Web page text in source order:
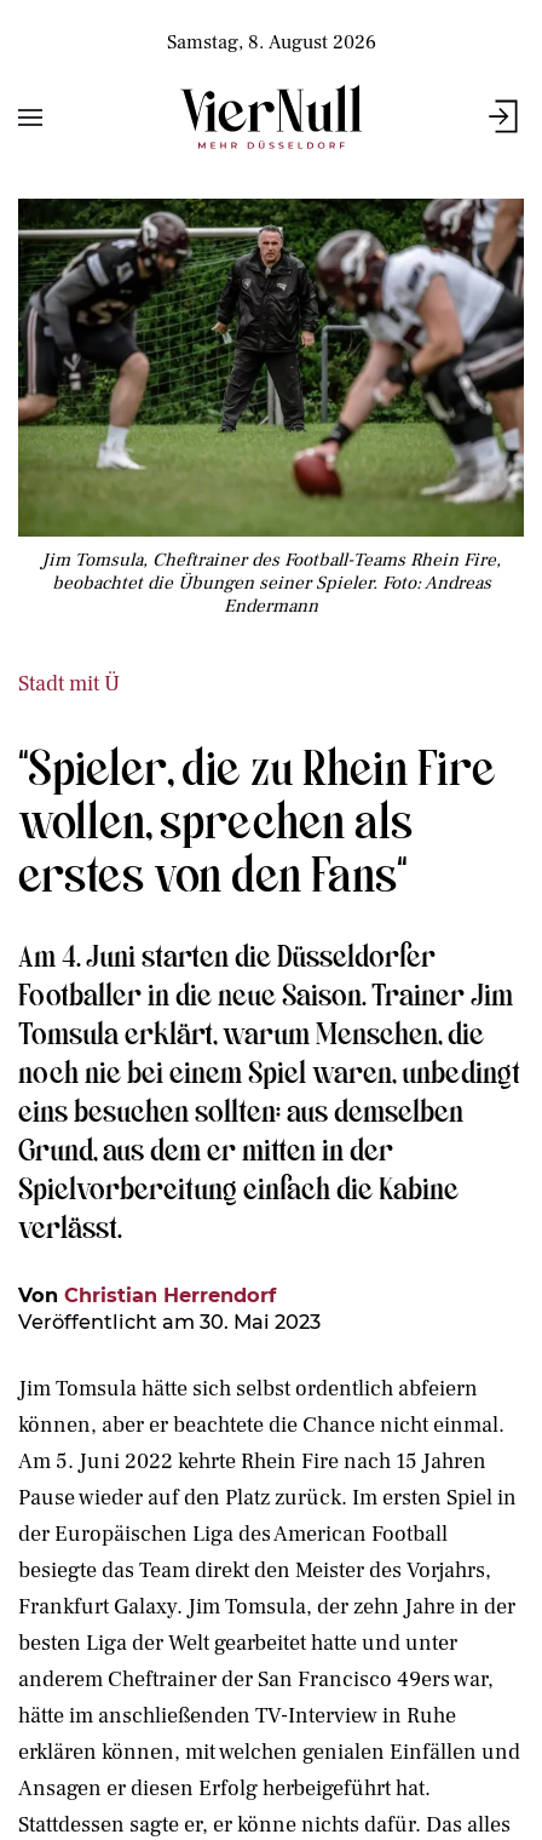
Samstag, 8. August 2026
Jim Tomsula, Cheftrainer des Football-Teams Rhein Fire,
beobachtet die Übungen seiner Spieler. Foto: Andreas
Endermann
Stadt mit Ü
“Spieler, die zu Rhein Fire
wollen, sprechen als
erstes von den Fans“
Am 4. Juni starten die Düsseldorfer
Footballer in die neue Saison. Trainer Jim
Tomsula erklärt, warum Menschen, die
noch nie bei einem Spiel waren, unbedingt
eins besuchen sollten: aus demselben
Grund, aus dem er mitten in der
Spielvorbereitung einfach die Kabine
verlässt.
Von Christian Herrendorf
Veröffentlicht am 30. Mai 2023
Jim Tomsula hätte sich selbst ordentlich abfeiern
können, aber er beachtete die Chance nicht einmal.
Am 5. Juni 2022 kehrte Rhein Fire nach 15 Jahren
Pause wieder auf den Platz zurück. Im ersten Spiel in
der Europäischen Liga des American Football
besiegte das Team direkt den Meister des Vorjahrs,
Frankfurt Galaxy. Jim Tomsula, der zehn Jahre in der
besten Liga der Welt gearbeitet hatte und unter
anderem Cheftrainer der San Francisco 49ers war,
hätte im anschließenden TV-Interview in Ruhe
erklären können, mit welchen genialen Einfällen und
Ansagen er diesen Erfolg herbeigeführt hat.
Stattdessen sagte er, er könne nichts dafür. Das alles